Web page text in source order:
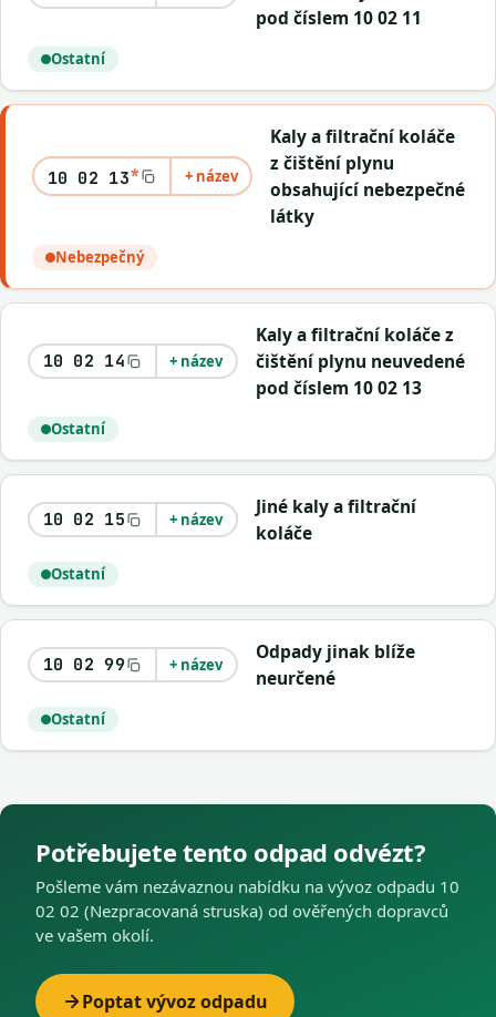
pod číslem 10 02 11
Ostatní
10 02 13* + název
Kaly a filtrační koláče
z čištění plynu
obsahující nebezpečné
látky
Nebezpečný
10 02 14 + název
Kaly a filtrační koláče z
čištění plynu neuvedené
pod číslem 10 02 13
Ostatní
10 02 15 + název
Jiné kaly a filtrační
koláče
Ostatní
10 02 99 + název
Odpady jinak blíže
neurčené
Ostatní
Potřebujete tento odpad odvézt?
Pošleme vám nezávaznou nabídku na vývoz odpadu 10
02 02 (Nezpracovaná struska) od ověřených dopravců
ve vašem okolí.
Poptat vývoz odpadu